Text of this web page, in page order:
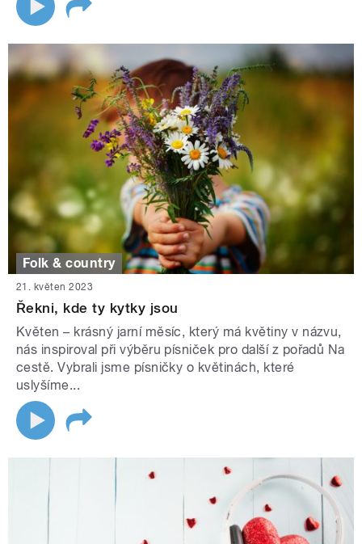
Folk & country
21. květen 2023
Řekni, kde ty kytky jsou
Květen – krásný jarní měsíc, který má květiny v názvu,
nás inspiroval při výběru písniček pro další z pořadů Na
cestě. Vybrali jsme písničky o květinách, které
uslyšíme...